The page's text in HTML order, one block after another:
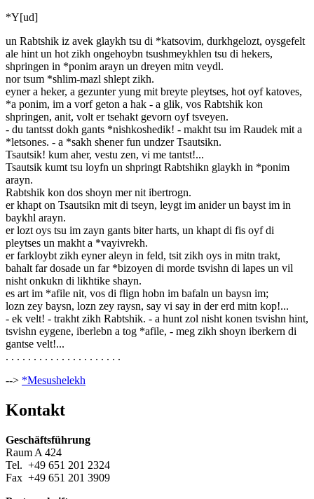
*Y[ud]
un Rabtshik iz avek glaykh tsu di *katsovim, durkhgelozt, oysgefelt
ale hint un hot zikh ongehoybn tsushmeykhlen tsu di hekers,
shpringen in *ponim arayn un dreyen mitn veydl.
nor tsum *shlim-mazl shlept zikh.
eyner a heker, a gezunter yung mit breyte pleytses, hot oyf katoves,
*a ponim, im a vorf geton a hak - a glik, vos Rabtshik kon
shpringen, anit, volt er tsehakt gevorn oyf tsveyen.
- du tantsst dokh gants *nishkoshedik! - makht tsu im Raudek mit a
*letsones. - a *sakh shener fun undzer Tsautsikn.
Tsautsik! kum aher, vestu zen, vi me tantst!...
Tsautsik kumt tsu loyfn un shpringt Rabtshikn glaykh in *ponim
arayn.
Rabtshik kon dos shoyn mer nit ibertrogn.
er khapt on Tsautsikn mit di tseyn, leygt im anider un bayst im in
baykhl arayn.
er lozt oys tsu im zayn gants biter harts, un khapt di fis oyf di
pleytses un makht a *vayivrekh.
er farkloybt zikh eyner aleyn in feld, tsit zikh oys in mitn trakt,
bahalt far dosade un far *bizoyen di morde tsvishn di lapes un vil
nisht onkukn di likhtike shayn.
es art im *afile nit, vos di flign hobn im bafaln un baysn im;
lozn zey baysn, lozn zey raysn, say vi say in der erd mitn kop!...
- ek velt! - trakht zikh Rabtshik. - a hunt zol nisht konen tsvishn hint,
tsvishn eygene, iberlebn a tog *afile, - meg zikh shoyn iberkern di
gantse velt!...
. . . . . . . . . . . . . . . . . . . . .
--> *Mesushelekh
Kontakt
Geschäftsführung
Raum A 424
Tel. +49 651 201 2324
Fax +49 651 201 3909